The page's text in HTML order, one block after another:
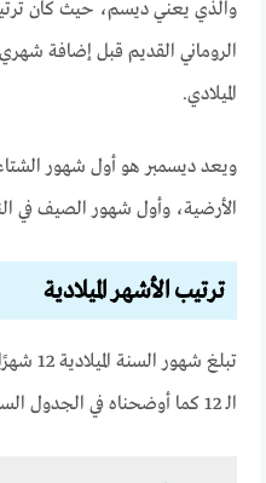
والذي يعني ديسم، حيث كان
الروماني القديم قبل إضافة شهري
الميلادي.
ويعد ديسمبر هو أول شهور
الأرضية، وأول شهور الصيف في
ترتيب الأشهر الميلادية
تبلغ
الـ 12 كما أوضحناه في الجدول السابق.